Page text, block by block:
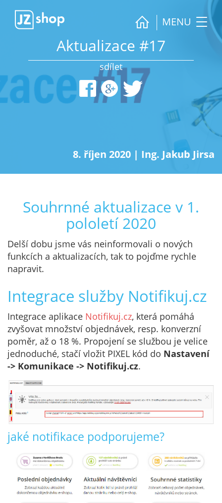
MENU
Aktualizace #17
sdílet
8. říjen 2020 | Ing. Jakub Jirsa
Souhrnné aktualizace v 1.
pololetí 2020
Delší dobu jsme vás neinformovali o nových
funkcích a aktualizacích, tak to pojďme rychle
napravit.
Integrace služby Notifikuj.cz
Integrace aplikace Notifikuj.cz, která pomáhá
zvyšovat množství objednávek, resp. konverzní
poměr, až o 18 %. Propojení se službou je velice
jednoduché, stačí vložit PIXEL kód do Nastavení
-> Komunikace -> Notifikuj.cz.
jaké notifikace podporujeme?